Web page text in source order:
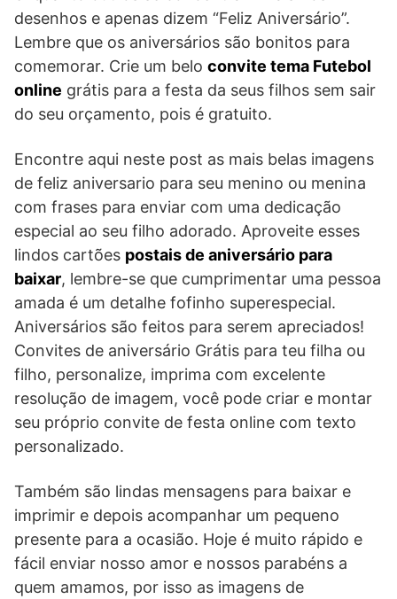
desenhos e apenas dizem “Feliz Aniversário”.
Lembre que os aniversários são bonitos para
comemorar. Crie um belo convite tema Futebol
online grátis para a festa da seus filhos sem sair
do seu orçamento, pois é gratuito.
Encontre aqui neste post as mais belas imagens
de feliz aniversario para seu menino ou menina
com frases para enviar com uma dedicação
especial ao seu filho adorado. Aproveite esses
lindos cartões postais de aniversário para
baixar, lembre-se que cumprimentar uma pessoa
amada é um detalhe fofinho superespecial.
Aniversários são feitos para serem apreciados!
Convites de aniversário Grátis para teu filha ou
filho, personalize, imprima com excelente
resolução de imagem, você pode criar e montar
seu próprio convite de festa online com texto
personalizado.
Também são lindas mensagens para baixar e
imprimir e depois acompanhar um pequeno
presente para a ocasião. Hoje é muito rápido e
fácil enviar nosso amor e nossos parabéns a
quem amamos, por isso as imagens de